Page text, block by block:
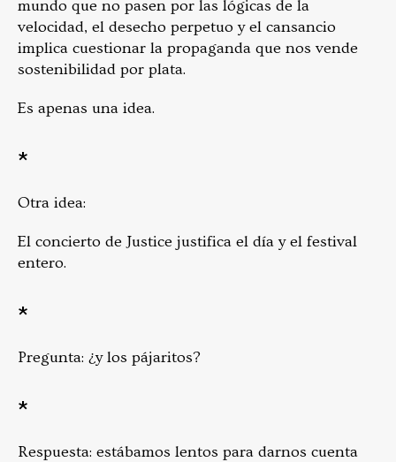
mundo que no pasen por las lógicas de la
velocidad, el desecho perpetuo y el cansancio
implica cuestionar la propaganda que nos vende
sostenibilidad por plata.
Es apenas una idea.
*
Otra idea:
El concierto de Justice justifica el día y el festival
entero.
*
Pregunta: ¿y los pájaritos?
*
Respuesta: estábamos lentos para darnos cuenta